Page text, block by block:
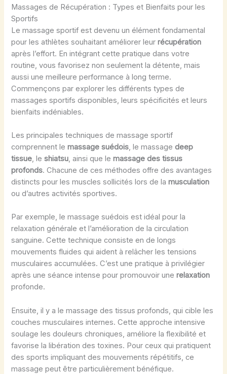
Massages de Récupération : Types et Bienfaits pour les
Sportifs
Le massage sportif est devenu un élément fondamental
pour les athlètes souhaitant améliorer leurrécupération
après l’effort. En intégrant cette pratique dans votre
routine, vous favorisez non seulement la détente, mais
aussi une meilleure performance à long terme.
Commençons par explorer les différents types de
massages sportifs disponibles, leurs spécificités et leurs
bienfaits indéniables.
Les principales techniques de massage sportif
comprennent lemassage suédois, le massagedeep
tissue, leshiatsu, ainsi que lemassage des tissus
profonds. Chacune de ces méthodes offre des avantages
distincts pour les muscles sollicités lors de lamusculation
ou d’autres activités sportives.
Par exemple, le massage suédois est idéal pour la
relaxation générale et l’amélioration de la circulation
sanguine. Cette technique consiste en de longs
mouvements fluides qui aident à relâcher les tensions
musculaires accumulées. C’est une pratique à privilégier
après une séance intense pour promouvoir unerelaxation
profonde.
Ensuite, il y a le massage des tissus profonds, qui cible les
couches musculaires internes. Cette approche intensive
soulage les douleurs chroniques, améliore la flexibilité et
favorise la libération des toxines. Pour ceux qui pratiquent
des sports impliquant des mouvements répétitifs, ce
massage peut être particulièrement bénéfique.